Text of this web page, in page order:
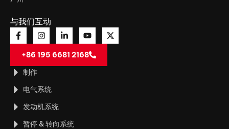
与我们互动
+86 195 6681 2168
制作
电气系统
发动机系统
暂停 & 转向系统